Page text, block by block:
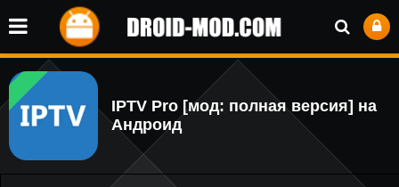
IPTV Pro [мод: полная версия] на
Андроид